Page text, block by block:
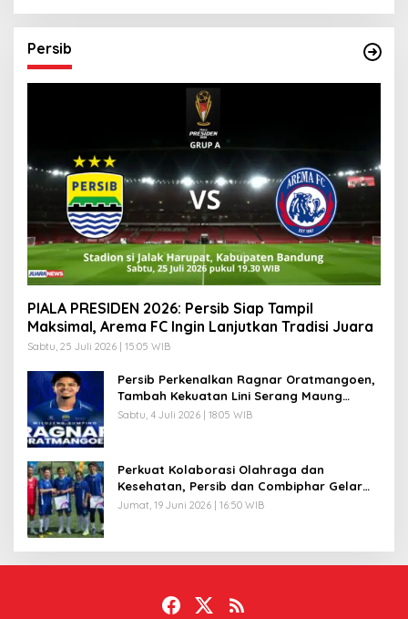
Persib
PIALA PRESIDEN 2026: Persib Siap Tampil
Maksimal, Arema FC Ingin Lanjutkan Tradisi Juara
Sabtu, 25 Juli 2026 | 15:05 WIB
Persib Perkenalkan Ragnar Oratmangoen,
Tambah Kekuatan Lini Serang Maung
Bandung
Sabtu, 4 Juli 2026 | 18:05 WIB
Perkuat Kolaborasi Olahraga dan
Kesehatan, Persib dan Combiphar Gelar
Friendly Match
Jumat, 19 Juni 2026 | 16:50 WIB